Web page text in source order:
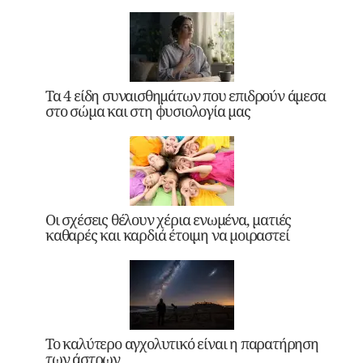
Τα 4 είδη συναισθημάτων που επιδρούν άμεσα
στο σώμα και στη φυσιολογία μας
Οι σχέσεις θέλουν χέρια ενωμένα, ματιές
καθαρές και καρδιά έτοιμη να μοιραστεί
Το καλύτερο αγχολυτικό είναι η παρατήρηση
των άστρων